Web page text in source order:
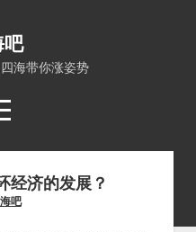
吧
海带你涨姿势
识
经济的发展？
吧